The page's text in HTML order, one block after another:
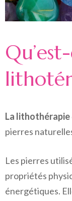
La lithothérapie
pierres
Les pierres
propriétés
énergétiques.